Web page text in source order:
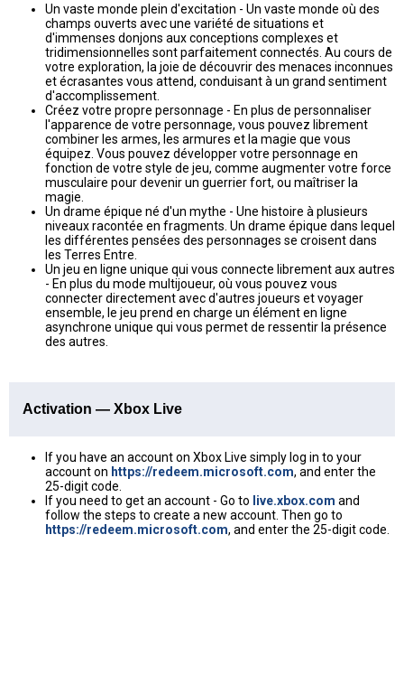
Un vaste monde plein d'excitation - Un vaste monde où des
champs ouverts avec une variété de situations et
d'immenses donjons aux conceptions complexes et
tridimensionnelles sont parfaitement connectés. Au cours de
votre exploration, la joie de découvrir des menaces inconnues
et écrasantes vous attend, conduisant à un grand sentiment
d'accomplissement.
Créez votre propre personnage - En plus de personnaliser
l'apparence de votre personnage, vous pouvez librement
combiner les armes, les armures et la magie que vous
équipez. Vous pouvez développer votre personnage en
fonction de votre style de jeu, comme augmenter votre force
musculaire pour devenir un guerrier fort, ou maîtriser la
magie.
Un drame épique né d'un mythe - Une histoire à plusieurs
niveaux racontée en fragments. Un drame épique dans lequel
les différentes pensées des personnages se croisent dans
les Terres Entre.
Un jeu en ligne unique qui vous connecte librement aux autres
- En plus du mode multijoueur, où vous pouvez vous
connecter directement avec d'autres joueurs et voyager
ensemble, le jeu prend en charge un élément en ligne
asynchrone unique qui vous permet de ressentir la présence
des autres.
Activation — Xbox Live
If you have an account on Xbox Live simply log in to your
account on https://redeem.microsoft.com, and enter the
25-digit code.
If you need to get an account - Go to live.xbox.com and
follow the steps to create a new account. Then go to
https://redeem.microsoft.com, and enter the 25-digit code.